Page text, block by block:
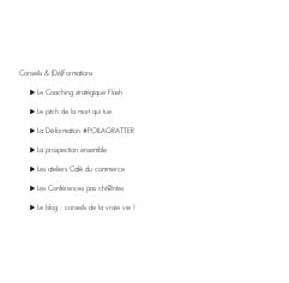
Conseils & (Dé)Formations
▶️ Le Coaching stratégique Flash
▶️ Le pitch de la mort qui tue
▶️ La Dé-formation #POILAGRATTER
▶️ La prospection ensemble
▶️ Les ateliers Café du commerce
▶️ Les Conférences pas chi@ntes
▶️ Le blog : conseils de la vraie vie !